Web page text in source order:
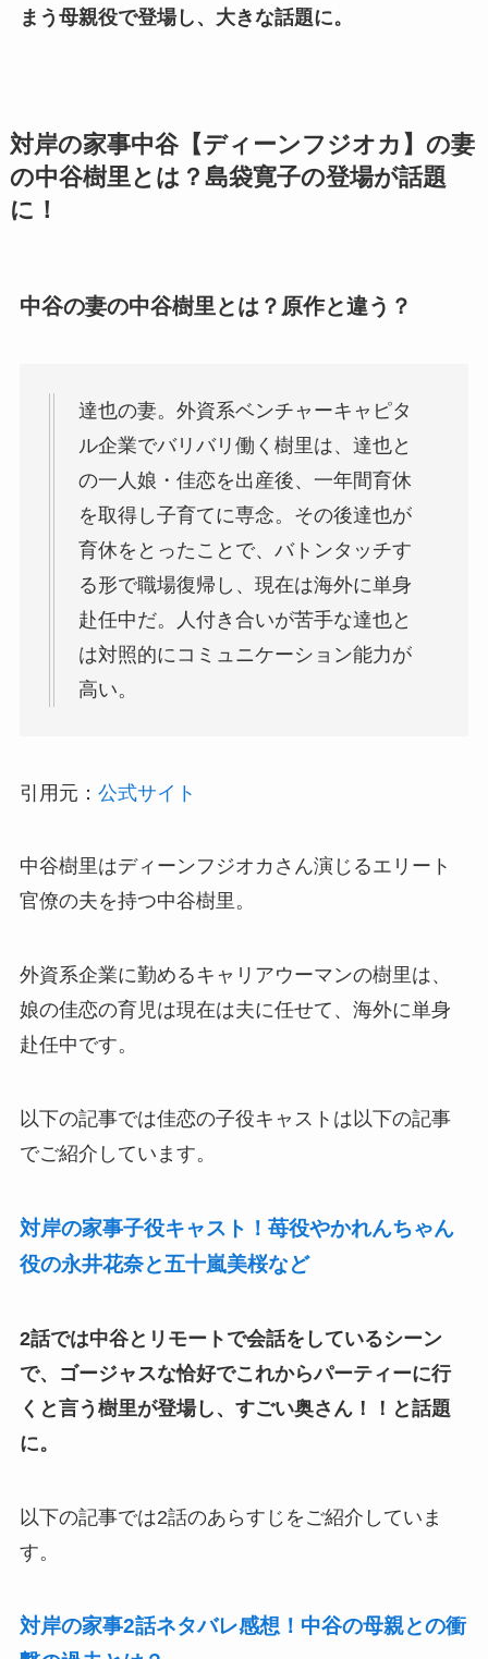
まう母親役で登場し、大きな話題に。
対岸の家事中谷【ディーンフジオカ】の妻
の中谷樹里とは？島袋寛子の登場が話題
に！
中谷の妻の中谷樹里とは？原作と違う？
達也の妻。外資系ベンチャーキャピタ
ル企業でバリバリ働く樹里は、達也と
の一人娘・佳恋を出産後、一年間育休
を取得し子育てに専念。その後達也が
育休をとったことで、バトンタッチす
る形で職場復帰し、現在は海外に単身
赴任中だ。人付き合いが苦手な達也と
は対照的にコミュニケーション能力が
高い。
引用元： 公式サイト
中谷樹里はディーンフジオカさん演じるエリート
官僚の夫を持つ中谷樹里。
外資系企業に勤めるキャリアウーマンの樹里は、
娘の佳恋の育児は現在は夫に任せて、海外に単身
赴任中です。
以下の記事では佳恋の子役キャストは以下の記事
でご紹介しています。
対岸の家事子役キャスト！苺役やかれんちゃん
役の永井花奈と五十嵐美桜など
2話では中谷とリモートで会話をしているシーン
で、ゴージャスな恰好でこれからパーティーに行
くと言う樹里が登場し、すごい奥さん！！と話題
に。
以下の記事では2話のあらすじをご紹介していま
す。
対岸の家事2話ネタバレ感想！中谷の母親との衝